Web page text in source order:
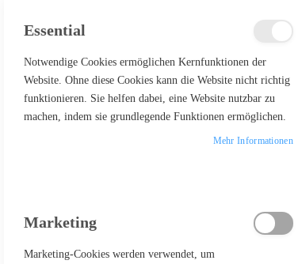
HP LaserJet Pro MFP 3102fdn -
Essential
Notwendige Cookies ermöglichen Kernfunktionen der
Website. Ohne diese Cookies kann die Website nicht richtig
funktionieren. Sie helfen dabei, eine Website nutzbar zu
machen, indem sie grundlegende Funktionen ermöglichen.
Mehr Informationen
Marketing
Marketing-Cookies werden verwendet, um